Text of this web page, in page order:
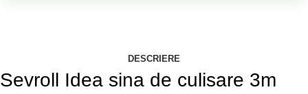
DESCRIERE
Sevroll Idea sina de culisare 3m